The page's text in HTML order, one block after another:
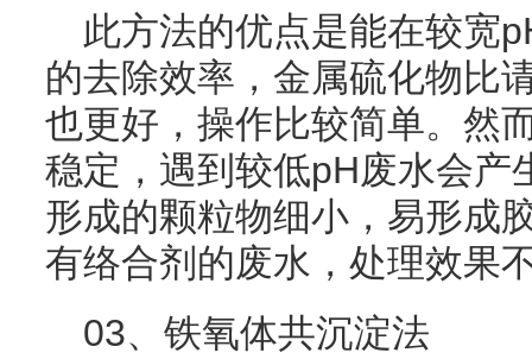
此方法的优点是能在较宽
的去除效率，金属硫化物比
也更好，操作比较简单。然
稳定，遇到较低pH废水会产
形成的颗粒物细小，易形成
有络合剂的废水，处理效果
03、铁氧体共沉淀法